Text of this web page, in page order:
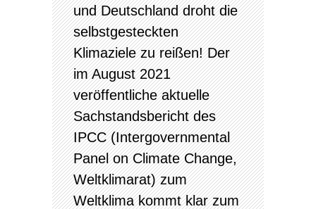
und Deutschland droht die
selbstgesteckten
Klimaziele zu reißen! Der
im August 2021
veröffentliche aktuelle
Sachstandsbericht des
IPCC (Intergovernmental
Panel on Climate Change,
Weltklimarat) zum
Weltklima kommt klar zum